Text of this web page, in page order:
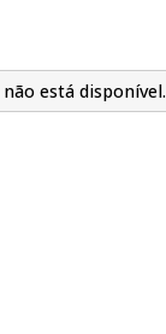
está disponível.